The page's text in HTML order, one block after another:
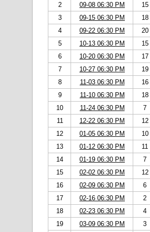
2
09-08 06:30 PM 15
3
09-15 06:30 PM 18
4
09-22 06:30 PM 20
5
10-13 06:30 PM 15
6
10-20 06:30 PM 17
7
10-27 06:30 PM 19
8
11-03 06:30 PM 16
9
11-10 06:30 PM 18
10
11-24 06:30 PM 7
11
12-22 06:30 PM 12
12
01-05 06:30 PM 10
13
01-12 06:30 PM 11
14
01-19 06:30 PM 7
15
02-02 06:30 PM 12
16
02-09 06:30 PM 6
17
02-16 06:30 PM 2
18
02-23 06:30 PM 4
19
03-09 06:30 PM 3